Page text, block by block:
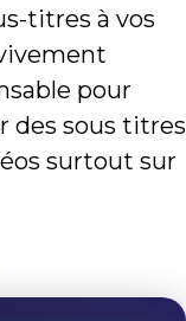
titres à vos
pour
des sous titres
surtout sur